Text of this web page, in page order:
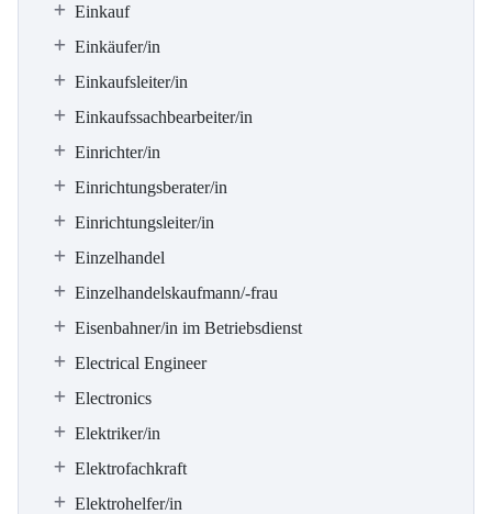
Einkauf
Einkäufer/in
Einkaufsleiter/in
Einkaufssachbearbeiter/in
Einrichter/in
Einrichtungsberater/in
Einrichtungsleiter/in
Einzelhandel
Einzelhandelskaufmann/-frau
Eisenbahner/in im Betriebsdienst
Electrical Engineer
Electronics
Elektriker/in
Elektrofachkraft
Elektrohelfer/in